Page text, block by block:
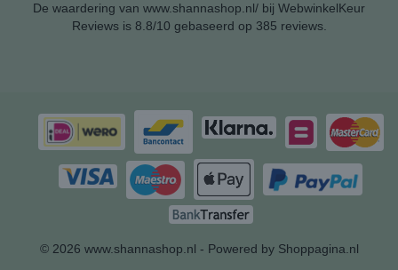
De waardering van www.shannashop.nl/ bij WebwinkelKeur
Reviewsis 8.8/10 gebaseerd op 385 reviews.
© 2026 www.shannashop.nl - Powered by Shoppagina.nl